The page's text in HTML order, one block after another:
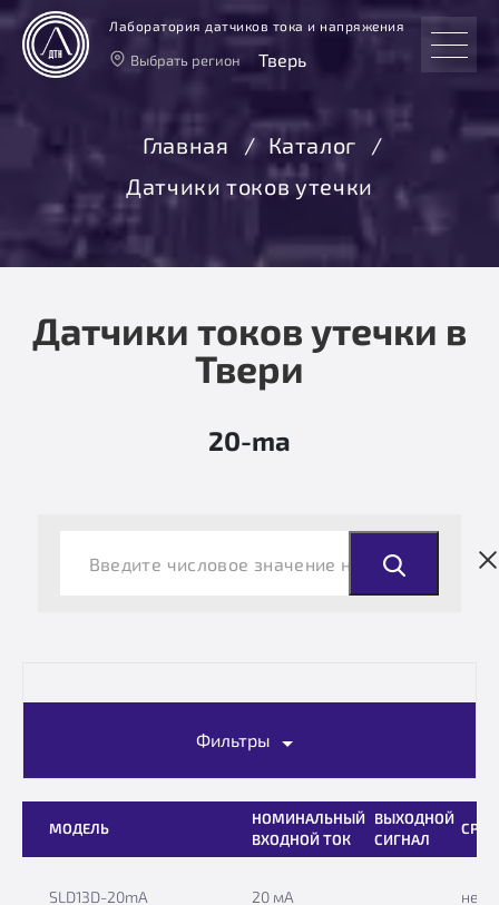
Лаборатория датчиков тока и напряжения
Выбрать регион Тверь
Москва
Санкт-Петербург
Екатеринбург
Новосибирск
Главная
Каталог
Датчики токов утечки
Датчики токов утечки в
Твери
20-ma
Фильтры
МОДЕЛЬ
НОМИНАЛЬНЫЙ
ВХОДНОЙ ТОК
ВЫХОДНОЙ
СИГНАЛ
SLD13D-20mA 20 мА нет